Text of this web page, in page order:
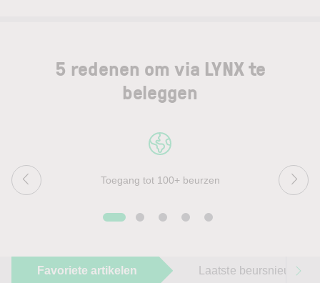
5 redenen om via LYNX te
beleggen
Toegang tot 100+ beurzen
Favoriete artikelen Laatste beursnieuws